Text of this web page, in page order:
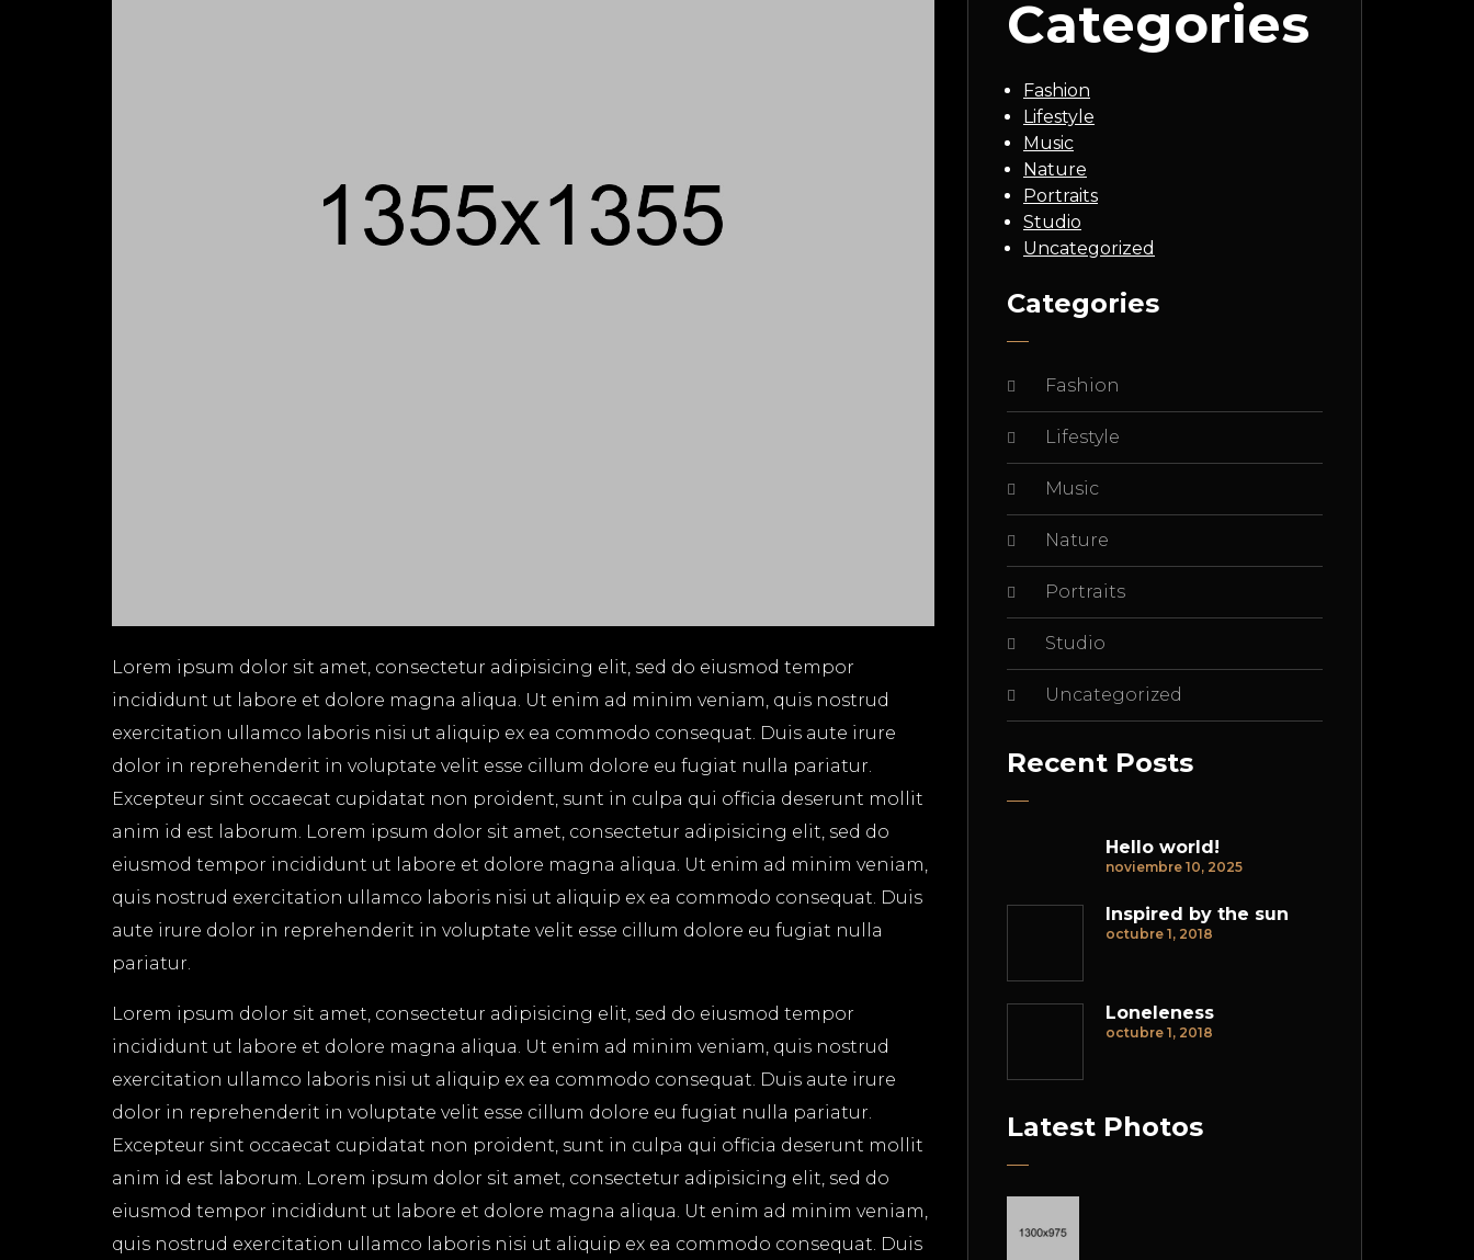
Lorem ipsum dolor sit amet, consectetur adipisicing elit, sed do eiusmod tempor
incididunt ut labore et dolore magna aliqua. Ut enim ad minim veniam, quis nostrud
exercitation ullamco laboris nisi ut aliquip ex ea commodo consequat. Duis aute irure
dolor in reprehenderit in voluptate velit esse cillum dolore eu fugiat nulla pariatur.
Excepteur sint occaecat cupidatat non proident, sunt in culpa qui officia deserunt mollit
anim id est laborum. Lorem ipsum dolor sit amet, consectetur adipisicing elit, sed do
eiusmod tempor incididunt ut labore et dolore magna aliqua. Ut enim ad minim veniam,
quis nostrud exercitation ullamco laboris nisi ut aliquip ex ea commodo consequat. Duis
aute irure dolor in reprehenderit in voluptate velit esse cillum dolore eu fugiat nulla
pariatur.
Lorem ipsum dolor sit amet, consectetur adipisicing elit, sed do eiusmod tempor
incididunt ut labore et dolore magna aliqua. Ut enim ad minim veniam, quis nostrud
exercitation ullamco laboris nisi ut aliquip ex ea commodo consequat. Duis aute irure
dolor in reprehenderit in voluptate velit esse cillum dolore eu fugiat nulla pariatur.
Excepteur sint occaecat cupidatat non proident, sunt in culpa qui officia deserunt mollit
anim id est laborum. Lorem ipsum dolor sit amet, consectetur adipisicing elit, sed do
eiusmod tempor incididunt ut labore et dolore magna aliqua. Ut enim ad minim veniam,
quis nostrud exercitation ullamco laboris nisi ut aliquip ex ea commodo consequat. Duis
Categories
Fashion
Lifestyle
Music
Nature
Portraits
Studio
Uncategorized
Categories
Fashion
Lifestyle
Music
Nature
Portraits
Studio
Uncategorized
Recent Posts
Hello world!
noviembre 10, 2025
Inspired by the sun
octubre 1, 2018
Loneleness
octubre 1, 2018
Latest Photos